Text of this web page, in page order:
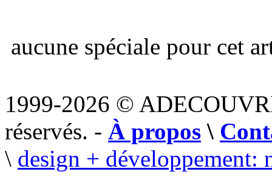
aucune spéciale pour cet
1999-2026 ©
réservés. - À propos \
\ design + développement: